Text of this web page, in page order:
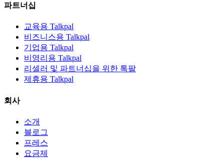
파트너십
교육용 Talkpal
비즈니스용 Talkpal
기업용 Talkpal
비영리용 Talkpal
리셀러 및 파트너십을 위한 톡팔
제휴용 Talkpal
회사
소개
블로그
프레스
요금제